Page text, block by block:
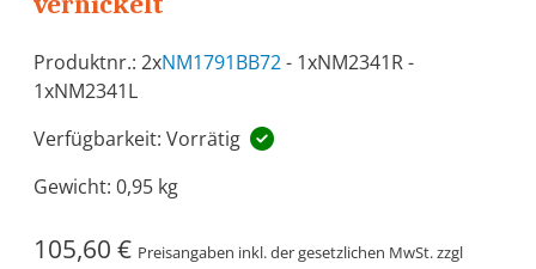
Produktnr.: 2xNM1791BB72- 1xNM2341R -
1xNM2341L
Verfügbarkeit: Vorrätig
Gewicht: 0,95 kg
105,60 € Preisangaben inkl. der gesetzlichen MwSt. zzgl